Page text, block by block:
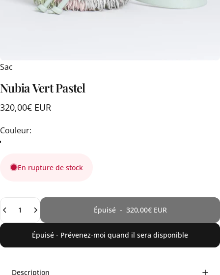
Sac
NubiaVertPastel
320,00€ EUR
Couleur
Couleur:
En rupture de stock
Quantité
Épuisé- 320,00€ EUR
Épuisé - Prévenez-moi quand il sera disponible
Description